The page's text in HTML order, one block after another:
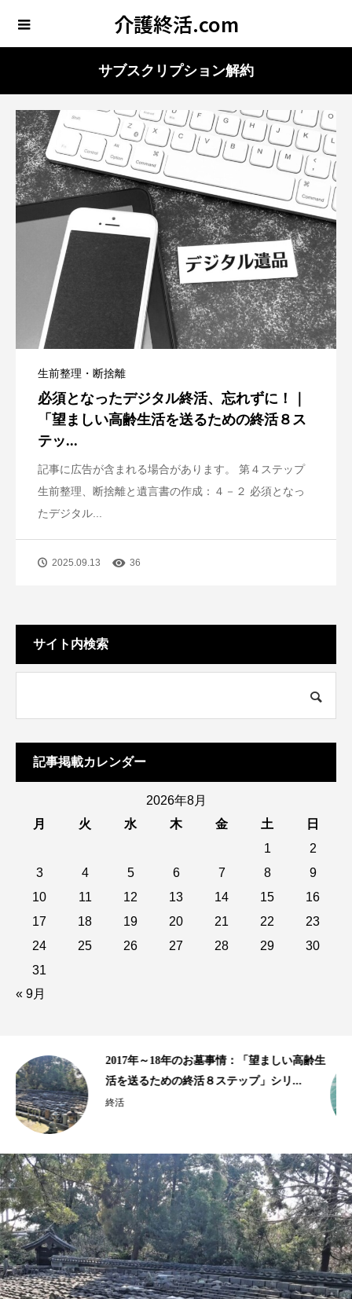
介護終活.com
サブスクリプション解約
生前整理・断捨離
必須となったデジタル終活、忘れずに！｜
「望ましい高齢生活を送るための終活８ス
テッ...
記事に広告が含まれる場合があります。 第４ステップ
生前整理、断捨離と遺言書の作成：４－２ 必須となっ
たデジタル...
2025.09.13 36
サイト内検索
記事掲載カレンダー
2026年8月
月
火 水 木 金 土
日
1
2
3
4 5 6 7 8
9
10
11 12 13 14 15
16
17
18 19 20 21 22
23
24
25 26 27 28 29
30
31
« 9月
10年以上の歴史がある樹木葬、海洋散骨｜
2015年、2016年の終活ビジネス事情...
終活